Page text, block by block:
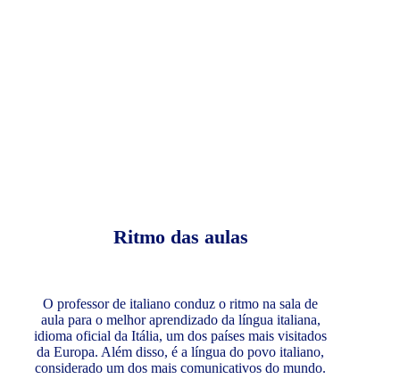
Ritmo das aulas
O professor de italiano conduz o ritmo na sala de
aula para o melhor aprendizado da língua italiana,
idioma oficial da Itália, um dos países mais visitados
da Europa. Além disso, é a língua do povo italiano,
considerado um dos mais comunicativos do mundo.